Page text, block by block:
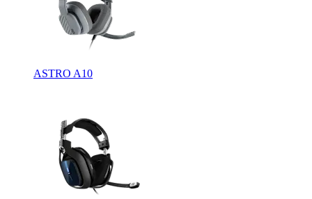
ASTRO A10